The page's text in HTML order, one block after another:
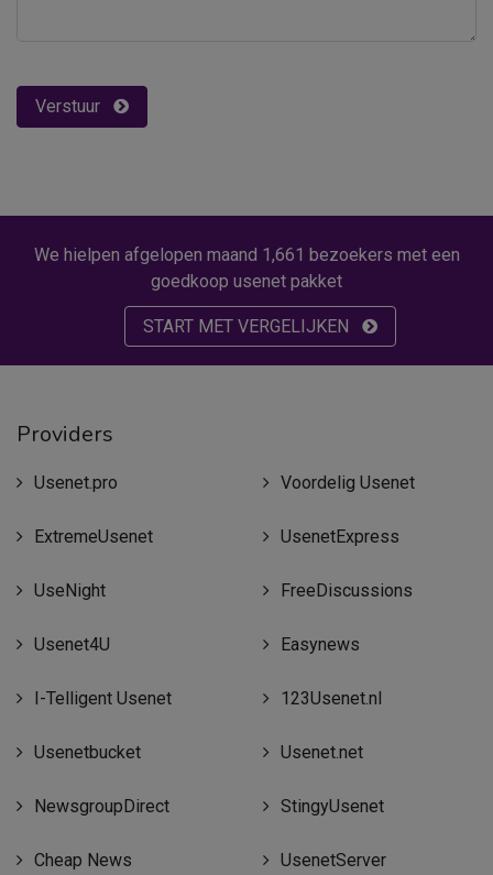
Verstuur
We hielpen afgelopen maand 1,661 bezoekers met een
goedkoop usenet pakket
START MET VERGELIJKEN
Providers
Usenet.pro Voordelig Usenet
ExtremeUsenet UsenetExpress
UseNight FreeDiscussions
Usenet4U Easynews
I-Telligent Usenet 123Usenet.nl
Usenetbucket Usenet.net
NewsgroupDirect StingyUsenet
Cheap News UsenetServer